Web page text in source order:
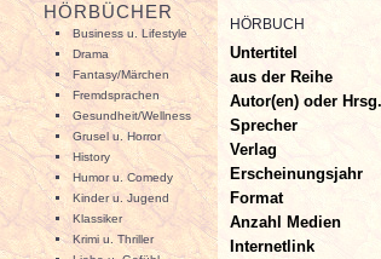
HÖRBÜCHER
Business u. Lifestyle
Drama
Fantasy/Märchen
Fremdsprachen
Gesundheit/Wellness
Grusel u. Horror
History
Humor u. Comedy
Kinder u. Jugend
Klassiker
Krimi u. Thriller
HÖRBUCH
Untertitel
aus der Reihe
Autor(en) oder Hrsg.
Sprecher
Verlag
Erscheinungsjahr
Format
Anzahl Medien
Internetlink